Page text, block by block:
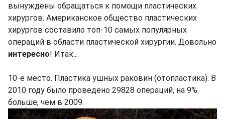
вынуждены обращаться к помощи пластических
хирургов. Американское общество пластических
хирургов составило топ-10 самых популярных
операций в области пластической хирургии. Довольно
интересно! Итак...
10-е место. Пластика ушных раковин (отопластика). В
2010 году было проведено 29828 операций, на 9%
больше, чем в 2009.